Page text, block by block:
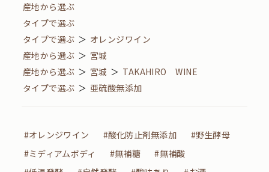
産地から選ぶ
タイプで選ぶ
タイプで選ぶ ＞ オレンジワイン
産地から選ぶ ＞ 宮城
産地から選ぶ ＞ 宮城 ＞ TAKAHIRO WINE
タイプで選ぶ ＞ 亜硫酸無添加
#オレンジワイン #酸化防止剤無添加
#野生酵母
#ミディアムボディ
#無補糖
#無補酸